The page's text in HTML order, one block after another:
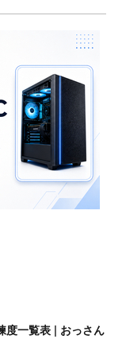
度一覧表 | おっさん